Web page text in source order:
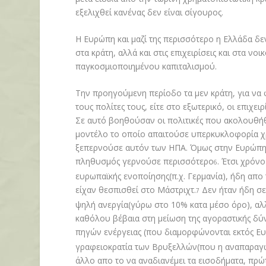
εξελιχθεί κανένας δεν είναι σίγουρος.
Η Ευρώπη και μαζί της περισσότερο η Ελλάδα
στα κράτη, αλλά και στις επιχειρίσεις και στα
παγκοσμιοποιημένου καπιταλισμού.
Την προηγούμενη περίοδο τα μεν κράτη, για
τους πολίτες τους, είτε στο εξωτερικό, οι
Σε αυτό βοηθούσαν οι πολιτικές που
μοντέλο το οποίο απαιτούσε
ξεπερνούσε αυτόν των ΗΠΑ. Όμως στην Ευρώπη
πληθυσμός γερνούσε περισσότερο6. Έτσι
ευρωπαϊκής ενοποίησης(π.χ. Γερμανία), ήδη
είχαν θεσπισθεί στο Μάστριχτ.7 Δεν ήταν ήδη
ψηλή ανεργία(γύρω στο 10% κατα μέσο όρο),
καθόλου βέβαια στη μείωση της αγοραστικής
πηγών ενέργειας (που διαμορφώνονται εκτός
γραφειοκρατία των Βρυξελλών(που η
άλλο απο το να αναδιανέμει τα εισοδήματα,